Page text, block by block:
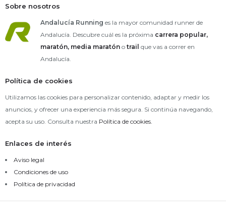
Sobre nosotros
Andalucía Running es la mayor comunidad runner de
Andalucía. Descubre cuál es la próxima carrera popular,
maratón, media maratón o trail que vas a correr en
Andalucía.
Política de cookies
Utilizamos las cookies para personalizar contenido, adaptar y medir los
anuncios, y ofrecer una experiencia más segura. Si continúa navegando,
acepta su uso. Consulta nuestra Política de cookies.
Enlaces de interés
Aviso legal
Condiciones de uso
Política de privacidad